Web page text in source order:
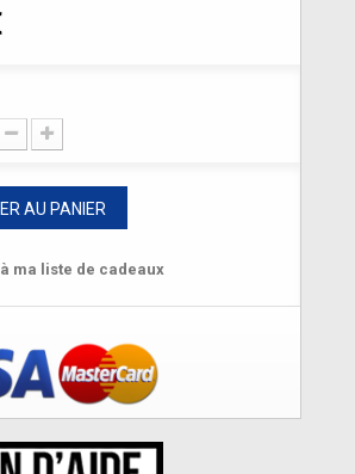
AU PANIER
ma liste de cadeaux